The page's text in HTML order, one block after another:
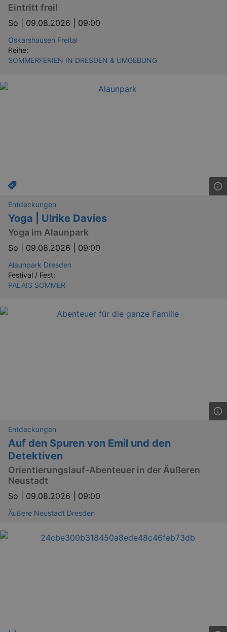
Eintritt frei!
So | 09.08.2026 | 09:00
Oskarshausen Freital
Reihe:
SOMMERFERIEN IN DRESDEN & UMGEBUNG
Entdeckungen
Yoga | Ulrike Davies
Yoga im Alaunpark
So | 09.08.2026 | 09:00
Alaunpark Dresden
Festival / Fest:
PALAIS SOMMER
Entdeckungen
Auf den Spuren von Emil und den
Detektiven
Orientierungslauf-Abenteuer in der Äußeren
Neustadt
So | 09.08.2026 | 09:00
Äußere Neustadt Dresden